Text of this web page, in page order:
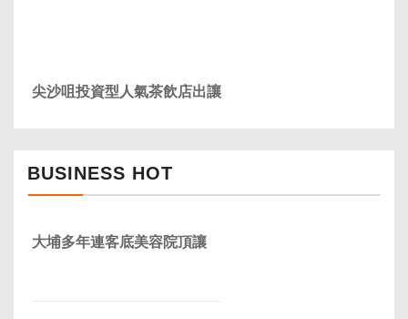
尖沙咀投資型人氣茶飲店出讓
BUSINESS HOT
大埔多年連客底美容院頂讓